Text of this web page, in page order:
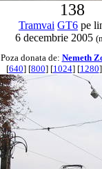
138
Tramvai GT6 pe
6 decembrie 2005
Poza donata de: Nemeth
[640] [800] [1024] [1280